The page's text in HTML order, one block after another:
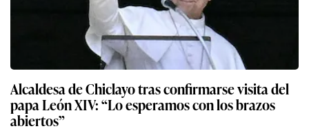
Alcaldesa de Chiclayo tras confirmarse visita del
papa León XIV: “Lo esperamos con los brazos
abiertos”